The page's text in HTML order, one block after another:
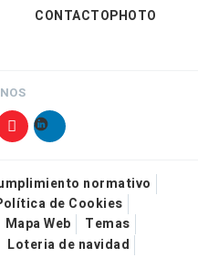
CONTACTOPHOTO
normativo
de Cookies
Mapa Web
Temas
Loteria de navidad